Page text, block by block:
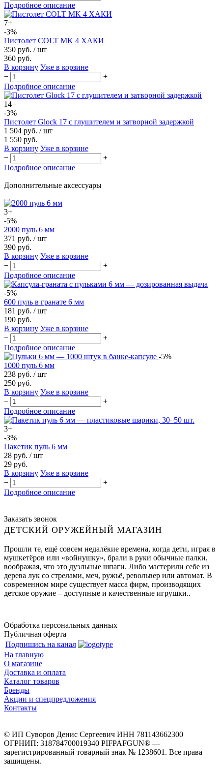
Подробное описание
7+
-3%
Пистолет COLT MK 4 ХАКИ
350 руб. / шт
360 руб.
В корзину Уже в корзине
−
+
Подробное описание
14+
-3%
Пистолет Glock 17 с глушителем и затворной задержкой
1 504 руб. / шт
1 550 руб.
В корзину Уже в корзине
−
+
Подробное описание
Дополнительные аксессуары
3+
-5%
2000 пуль 6 мм
371 руб. / шт
390 руб.
В корзину Уже в корзине
−
+
Подробное описание
-5%
600 пуль в гранате 6 мм
181 руб. / шт
190 руб.
В корзину Уже в корзине
−
+
Подробное описание
-5%
1000 пуль 6 мм
238 руб. / шт
250 руб.
В корзину Уже в корзине
−
+
Подробное описание
3+
-3%
Пакетик пуль 6 мм
28 руб. / шт
29 руб.
В корзину Уже в корзине
−
+
Подробное описание
Заказать звонок
ДЕТСКИЙ ОРУЖЕЙНЫЙ МАГАЗИН
Прошли те, ещё совсем недалёкие времена, когда дети, играя в
мушкетёров или «войнушку», брали в руки обычные палки,
воображая, что это дуэльные шпаги. Либо мастерили себе из
дерева лук со стрелами, меч, ружьё, револьвер или автомат. В
современном мире существует масса фирм, производящих
детское оружие – доступные и качественные игрушки..
Обработка персональных данных
Публичная оферта
Подпишись на канал
На главную
О магазине
Доставка и оплата
Каталог товаров
Бренды
Акции и спецпредложения
Контакты
© ИП Суворов Денис Сергеевич ИНН 781143662300
ОГРНИП: 318784700019340 PIFPAFGUN® —
зарегистрированный товарный знак № 1238601. Все права
защищены.